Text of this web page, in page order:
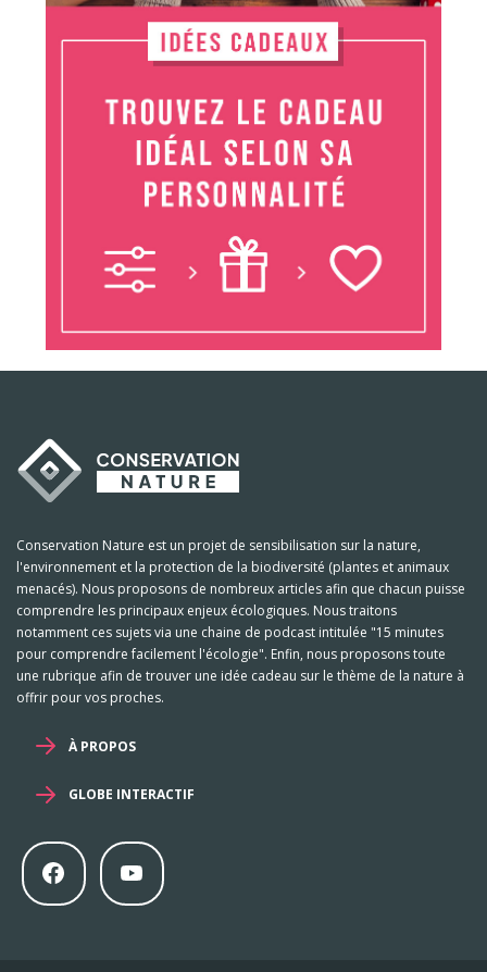
Conservation Nature est un projet de sensibilisation sur la nature,
l'environnement et la protection de la biodiversité (plantes et animaux
menacés). Nous proposons de nombreux articles afin que chacun puisse
comprendre les principaux enjeux écologiques. Nous traitons
notamment ces sujets via une chaine de podcast intitulée "15 minutes
pour comprendre facilement l'écologie". Enfin, nous proposons toute
une rubrique afin de trouver une idée cadeau sur le thème de la nature à
offrir pour vos proches.
À PROPOS
GLOBE INTERACTIF